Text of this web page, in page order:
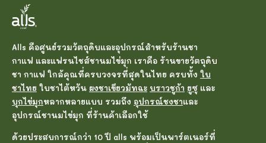
Alls คือศูนย์รวมวัตถุดิบและอุปกรณ์สำหรับร้านชา
กาแฟ และแฟรนไชส์ชานมไข่มุก เราคือ ร้านขายวัตถุดิบ
ชา กาแฟ ใกล้คุณที่ครบวงจรที่สุดในไทย ครบทั้ง ใบ
ชาไทย ใบชาไต้หวัน ผงชาเขียวมัทฉะ บราวชูก้า ยูซุ และ
บุกไข่มุกหลากหลายแบบ รวมถึง อุปกรณ์ชงชาและ
อุปกรณ์ชานมไข่มุก ที่ร้านค้าเลือกใช้
ด้วยประสบการณ์กว่า 10 ปี alls พร้อมเป็นพาร์ตเนอร์ที่